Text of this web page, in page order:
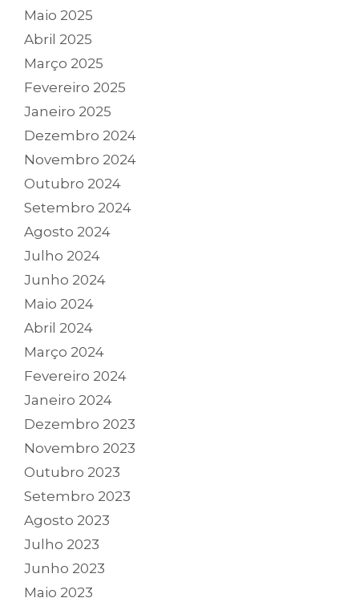
Maio 2025
Abril 2025
Março 2025
Fevereiro 2025
Janeiro 2025
Dezembro 2024
Novembro 2024
Outubro 2024
Setembro 2024
Agosto 2024
Julho 2024
Junho 2024
Maio 2024
Abril 2024
Março 2024
Fevereiro 2024
Janeiro 2024
Dezembro 2023
Novembro 2023
Outubro 2023
Setembro 2023
Agosto 2023
Julho 2023
Junho 2023
Maio 2023